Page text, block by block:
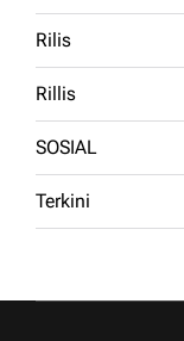
Rilis
Rillis
SOSIAL
Terkini